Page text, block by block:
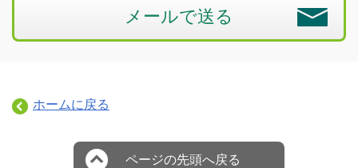
メールで送る
ホームに戻る
ページの先頭へ戻る